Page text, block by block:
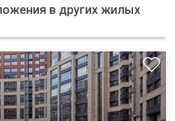
в других жилых